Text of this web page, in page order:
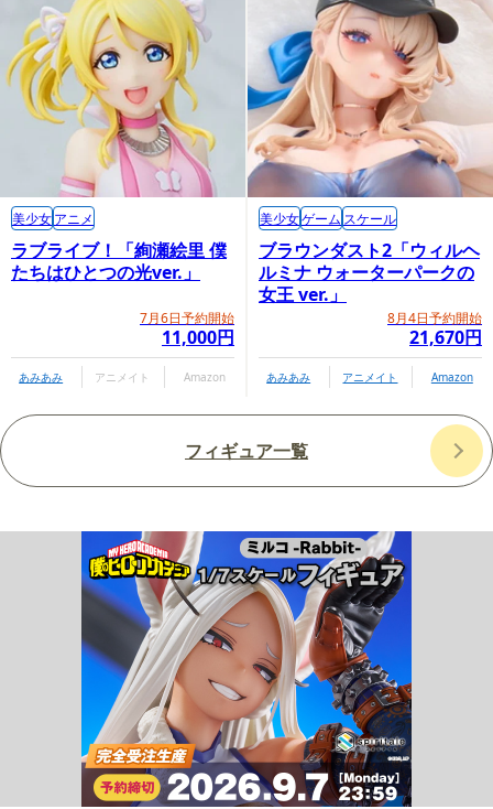
ラブライブ！「絢瀬絵里 僕
たちはひとつの光ver.」
7月6日予約開始
11,000円
美少女アニメ
あみあみ アニメイト Amazon
ブラウンダスト2「ウィルヘ
ルミナ ウォーターパークの
女王 ver.」
8月4日予約開始
21,670円
美少女ゲーム スケール
あみあみ アニメイト Amazon
フィギュア一覧